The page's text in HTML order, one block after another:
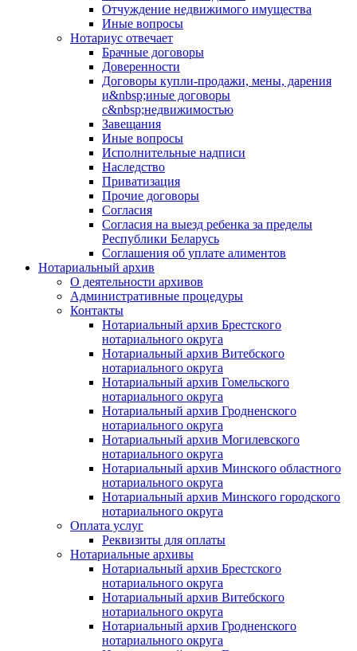
Отчуждение недвижимого имущества
Иные вопросы
Нотариус отвечает
Брачные договоры
Доверенности
Договоры купли-продажи, мены, дарения
и&nbsp;иные договоры
с&nbsp;недвижимостью
Завещания
Иные вопросы
Исполнительные надписи
Наследство
Приватизация
Прочие договоры
Согласия
Согласия на выезд ребенка за пределы
Республики Беларусь
Соглашения об уплате алиментов
Нотариальный архив
О деятельности архивов
Административные процедуры
Контакты
Нотариальный архив Брестского
нотариального округа
Нотариальный архив Витебского
нотариального округа
Нотариальный архив Гомельского
нотариального округа
Нотариальный архив Гродненского
нотариального округа
Нотариальный архив Могилевского
нотариального округа
Нотариальный архив Минского областного
нотариального округа
Нотариальный архив Минского городского
нотариального округа
Оплата услуг
Реквизиты для оплаты
Нотариальные архивы
Нотариальный архив Брестского
нотариального округа
Нотариальный архив Витебского
нотариального округа
Нотариальный архив Гродненского
нотариального округа